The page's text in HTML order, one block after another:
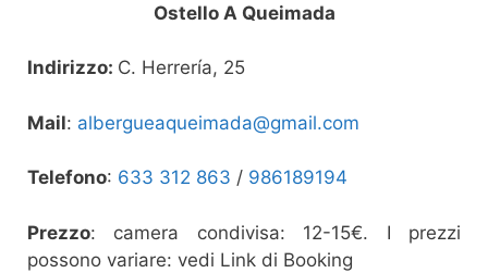
Ostello A Queimada
Indirizzo: C. Herrería, 25
Mail: albergueaqueimada@gmail.com
Telefono: 633 312 863 / 986189194
Prezzo: camera condivisa: 12-15€. I prezzi
possono variare: vedi Link di Booking